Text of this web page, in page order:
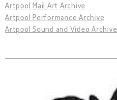
Artpool Mail Art Archive
Artpool Performance Archive
Artpool Sound and Video Archive